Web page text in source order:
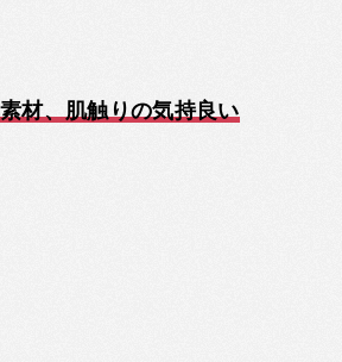
材、肌触りの気持良い